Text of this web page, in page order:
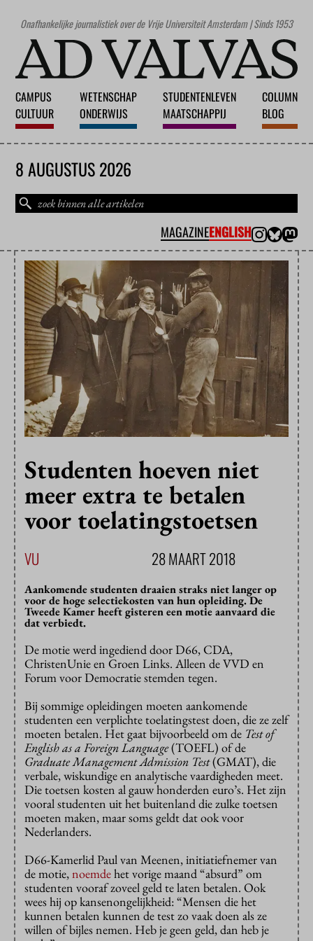
Onafhankelijke journalistiek over de Vrije Universiteit Amsterdam | Sinds 1953
CAMPUS
CULTUUR
WETENSCHAP
ONDERWIJS
STUDENTENLEVEN
MAATSCHAPPIJ
COLUMN
BLOG
8 AUGUSTUS 2026
MAGAZINEENGLISH
Studenten hoeven niet
meer extra te betalen
voor toelatingstoetsen
VU 28 MAART 2018
Aankomende studenten draaien straks niet langer op
voor de hoge selectiekosten van hun opleiding. De
Tweede Kamer heeft gisteren een motie aanvaard die
dat verbiedt.
De motie werd ingediend door D66, CDA,
ChristenUnie en Groen Links. Alleen de VVD en
Forum voor Democratie stemden tegen.
Bij sommige opleidingen moeten aankomende
studenten een verplichte toelatingstest doen, die ze zelf
moeten betalen. Het gaat bijvoorbeeld om de Test of
English as a Foreign Language(TOEFL) of de
Graduate Management Admission Test(GMAT), die
verbale, wiskundige en analytische vaardigheden meet.
Die toetsen kosten al gauw honderden euro’s. Het zijn
vooral studenten uit het buitenland die zulke toetsen
moeten maken, maar soms geldt dat ook voor
Nederlanders.
D66-Kamerlid Paul van Meenen, initiatiefnemer van
de motie,noemdehet vorige maand “absurd” om
studenten vooraf zoveel geld te laten betalen. Ook
wees hij op kansenongelijkheid: “Mensen die het
kunnen betalen kunnen de test zo vaak doen als ze
willen of bijles nemen. Heb je geen geld, dan heb je